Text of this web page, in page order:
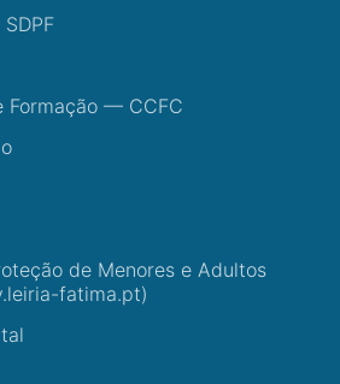
Formação — CCFC
de Menores e Adultos
fatima.pt)